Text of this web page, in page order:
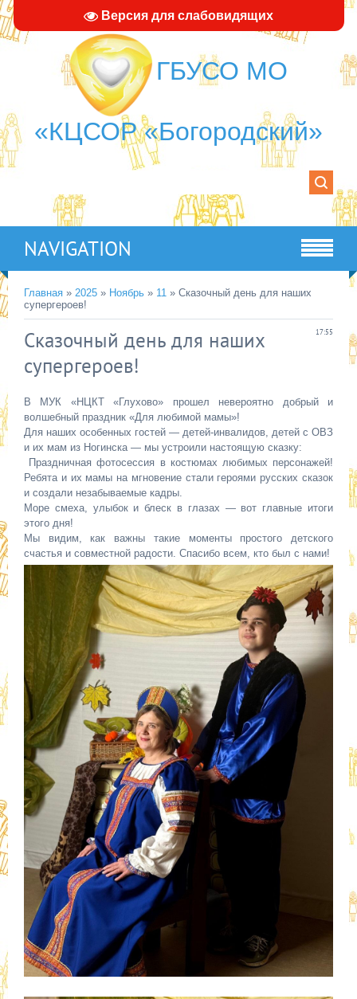
Версия для слабовидящих
ГБУСО МО
«КЦСОР «Богородский»
NAVIGATION
Главная » 2025 » Ноябрь » 11 » Сказочный день для наших
супергероев!
17:55
Сказочный день для наших
супергероев!
В МУК «НЦКТ «Глухово» прошел невероятно добрый и
волшебный праздник «Для любимой мамы»!
Для наших особенных гостей — детей-инвалидов, детей с ОВЗ
и их мам из Ногинска — мы устроили настоящую сказку:
Праздничная фотосессия в костюмах любимых персонажей!
Ребята и их мамы на мгновение стали героями русских сказок
и создали незабываемые кадры.
Море смеха, улыбок и блеск в глазах — вот главные итоги
этого дня!
Мы видим, как важны такие моменты простого детского
счастья и совместной радости. Спасибо всем, кто был с нами!